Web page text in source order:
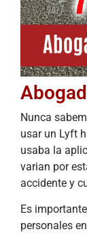
Nunca
usar un Lyft
usaba la
varian por
accidente y
Es
personales